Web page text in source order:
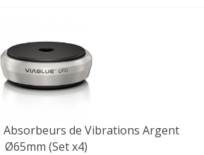
Absorbeurs de Vibrations Argent
Ø65mm (Set x4)